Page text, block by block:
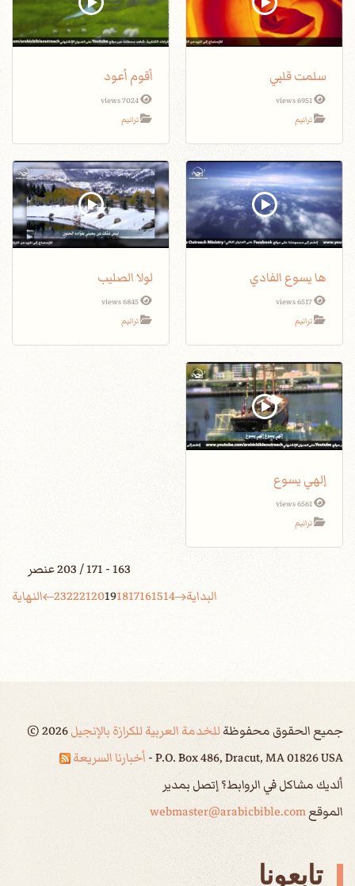
سلمت قلبي
6951 views
ترانيم
أقوم أعود
7024 views
ترانيم
ها يسوع الفادي
6517 views
ترانيم
لولا الصليب
6845 views
ترانيم
إلهي يسوع
6561 views
ترانيم
163 - 171 / 203 عنصر
البداية
14
15
16
17
18
19
20
21
22
23 النهاية
جميع الحقوق محفوظةللخدمة العربية للكرازة بالإنجيل ©2026
P.O. Box 486, Dracut, MA 01826 USA - أخبارنا السريعة
ألديك مشاكل في الروابط؟ إتصل بمدير
الموقعwebmaster@arabicbible.com
تابعونا